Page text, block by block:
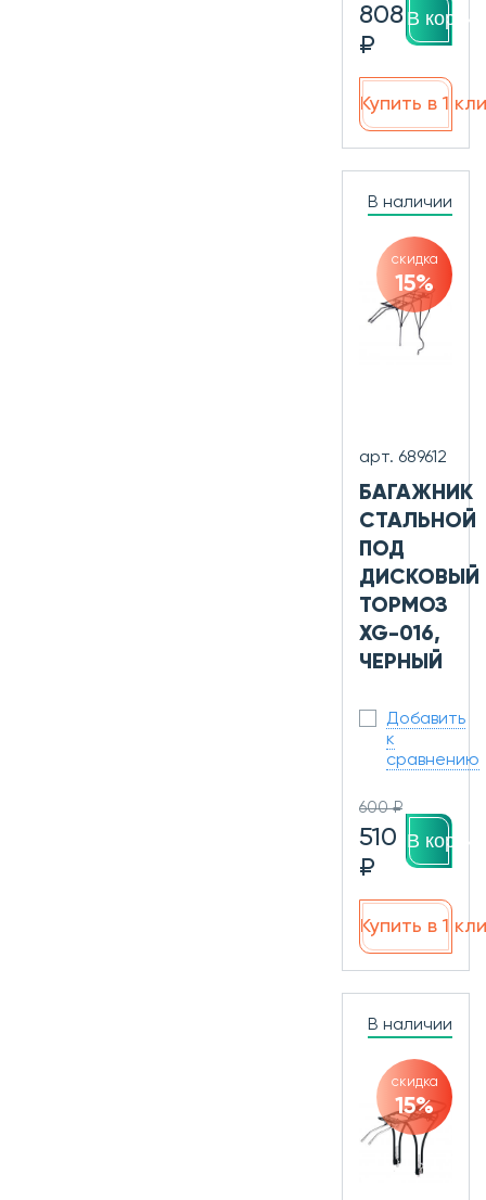
808
₽
В
Купить в 1
В наличии
скидка
15%
арт. 689612
БАГАЖНИК
СТАЛЬНОЙ
ПОД
ДИСКОВЫЙ
ТОРМОЗ
XG-016,
ЧЕРНЫЙ
Добавить
к
сравнению
600 ₽
510
₽
В
Купить в 1
В наличии
скидка
15%